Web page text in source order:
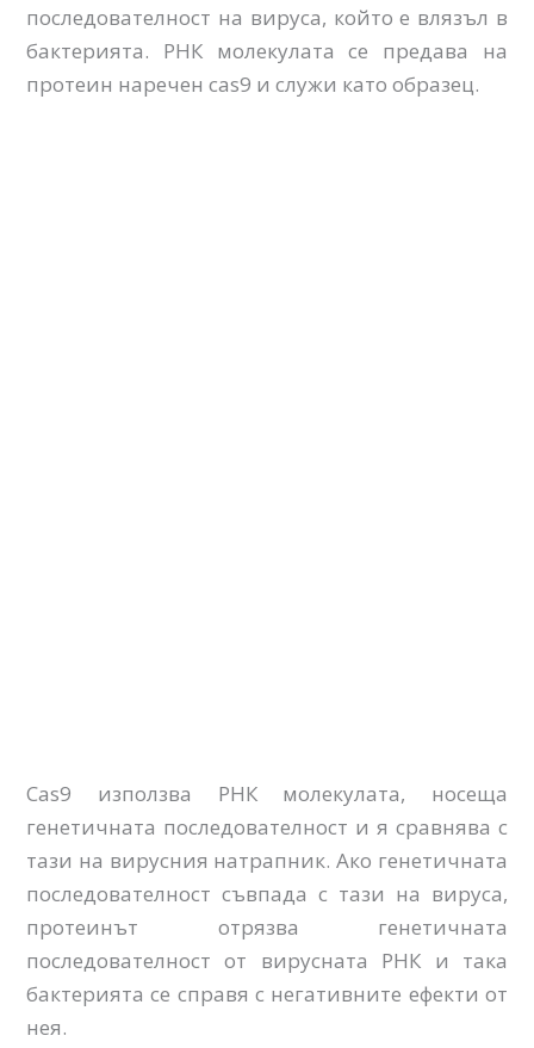
последователност на вируса, който е влязъл в
бактерията. РНК молекулата се предава на
протеин наречен cas9 и служи като образец.
Cas9 използва РНК молекулата, носеща
генетичната последователност и я сравнява с
тази на вирусния натрапник. Ако генетичната
последователност съвпада с тази на вируса,
протеинът отрязва генетичната
последователност от вирусната РНК и така
бактерията се справя с негативните ефекти от
нея.